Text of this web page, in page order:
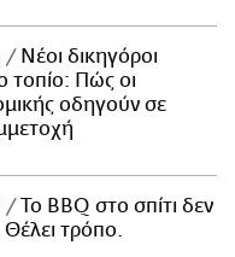
Νέοι δικηγόροι
τοπίο: Πώς οι
οδηγούν σε
Το BBQ στο σπίτι δεν
τρόπο.